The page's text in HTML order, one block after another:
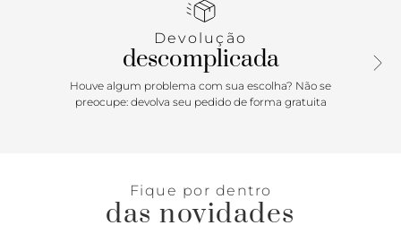
complemento ideal para aquecer suas produções de
Devolução
descomplicada
Houve algum problema com sua escolha? Não se
preocupe: devolva seu pedido de forma gratuita
Fique por dentro
das novidades